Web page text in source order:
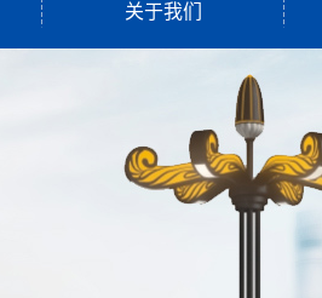
关于我们